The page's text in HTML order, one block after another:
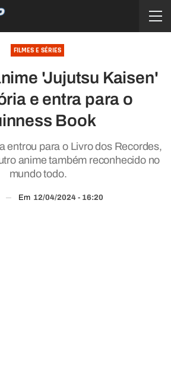
FILMES E SÉRIES
'Jujutsu Kaisen'
e entra para o
Book
entrou para o Livro dos Recordes,
anime também reconhecido no
mundo todo.
Em 12/04/2024 - 16:20